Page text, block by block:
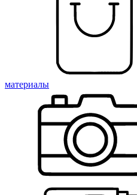
материалы